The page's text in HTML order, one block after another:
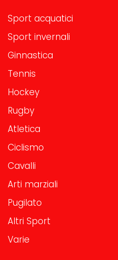
Sport acquatici
Sport invernali
Ginnastica
Tennis
Hockey
Rugby
Atletica
Ciclismo
Cavalli
Arti marziali
Pugilato
Altri Sport
Varie